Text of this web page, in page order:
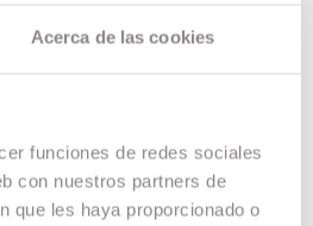
Acerca de las cookies
funciones de redes sociales
con nuestros partners de
que les haya proporcionado o